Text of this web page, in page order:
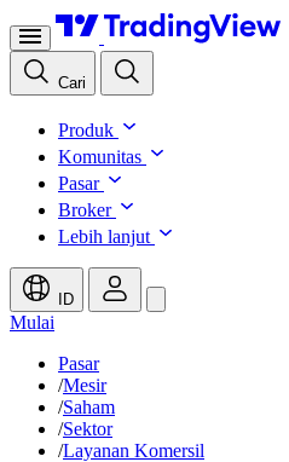
Cari
Produk
Komunitas
Pasar
Broker
Lebih lanjut
ID
Mulai
Pasar
/Mesir
/Saham
/Sektor
/Layanan Komersil